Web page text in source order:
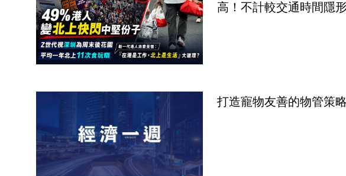
高！不計較交通時間隱
打造寵物友善的物管策略